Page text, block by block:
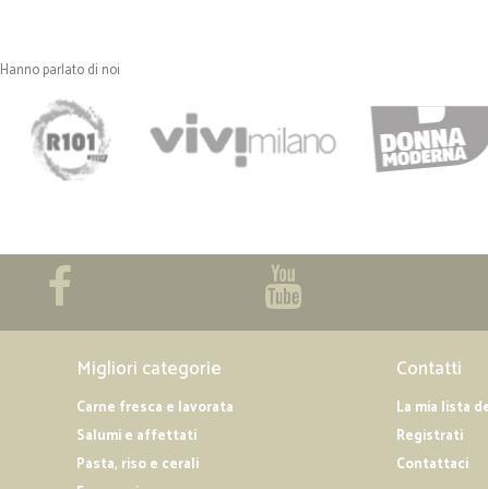
in 48 ore arriva a casa. Ci sono tutte le corsie proprio come un
Marcella M.
Hanno parlato di noi
Migliori categorie
Carne fresca e lavorata
Salumi e affettati
Pasta, riso e cerali
Contatti
La mia lista
Registrati
Contattaci